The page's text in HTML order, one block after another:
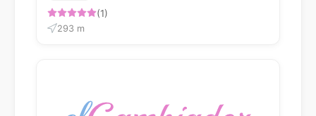
(1)
293 m